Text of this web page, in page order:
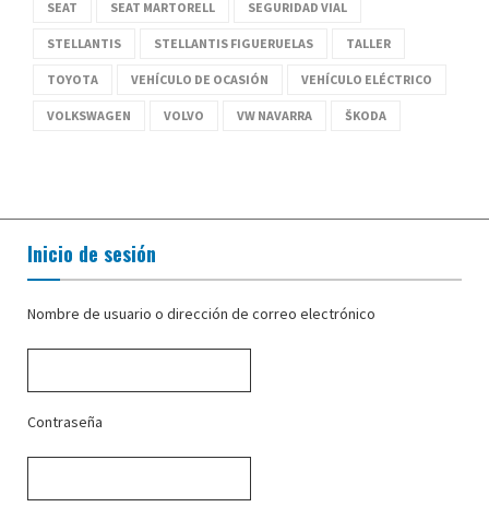
SEAT SEAT MARTORELL SEGURIDAD VIAL
STELLANTIS STELLANTIS FIGUERUELAS TALLER
TOYOTA VEHÍCULO DE OCASIÓN VEHÍCULO ELÉCTRICO
VOLKSWAGEN VOLVO VW NAVARRA ŠKODA
Inicio de sesión
Nombre de usuario o dirección de correo electrónico
Contraseña